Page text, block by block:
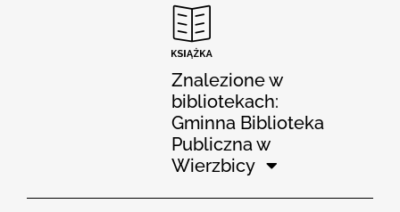
Znalezione w
bibliotekach:
Gminna Biblioteka
Publiczna w
Wierzbicy